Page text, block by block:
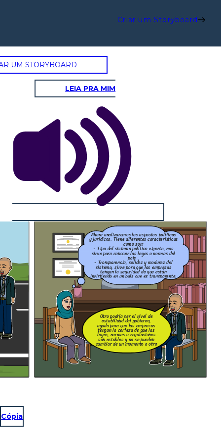
Criar um Storyboard
UM STORYBOARD
LEIA PRA MIM
Ahora analizaremos los aspectos políticos
y jurídicos. Tiene diferentes características
como son:
- Tipo del sistema político vigente, nos
sirve para conocer las leyes o normas del
país .
- Transparencia, solidez y madurez del
sistema, sirve para que las empresas
tengan la seguridad de que están
invirtiendo en un país que es transparente.
Otro podría ser el nivel de
estabilidad del gobierno,
ayuda para que las empresas
tengan la certeza de que las
leyes, normas o regulaciones
son estables y no se pueden
cambiar de un momento a otro
Cópia